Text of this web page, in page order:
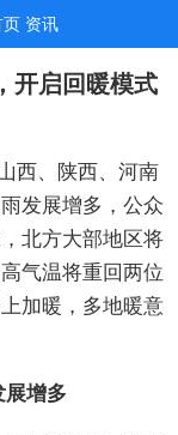
页 资讯
开启回暖模式
西、陕西、河南
发展增多，公众
北方大部地区将
气温将重回两位
加暖，多地暖意
展增多